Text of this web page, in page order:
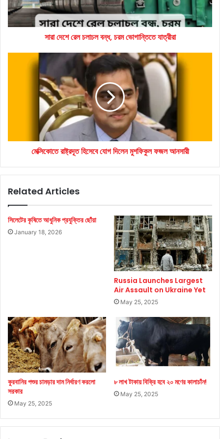
ভোগান্তিতে
যাত্রীরা
সারা দেশে রেল চলাচল বন্ধ, চরম ভোগান্তিতে যাত্রীরা
মেক্সিকোতে রাষ্ট্রদূত হিসেবে যোগ দিলেন মুশফিকুল ফজল আনসারী
Related Articles
সিলেটের কৃষিতে আধুনিক প্রযুক্তির ছোঁয়া
January 18, 2026
Russia Launches Largest
Air Assault on Ukraine Yet
May 25, 2025
কুরবানির পশুর চামড়ার দাম নির্ধারণ করলো
সরকার
May 25, 2025
৮ লাখ টাকায় বিক্রি হবে ২০ মণের কালাচাঁন!
May 25, 2025